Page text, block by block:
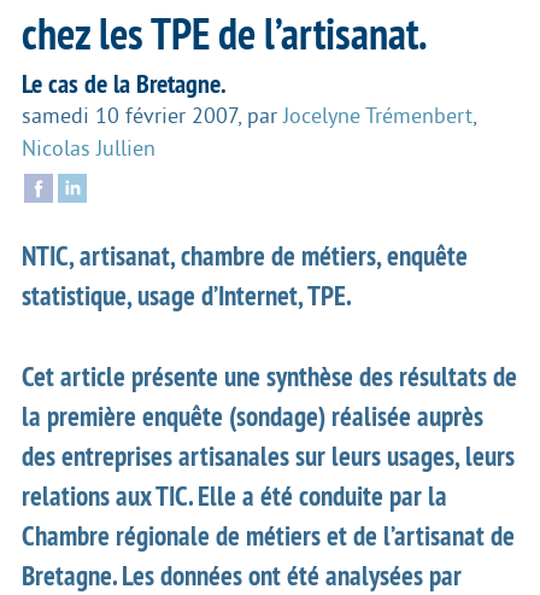
chez les TPE de l’artisanat.
Le cas de la Bretagne.
samedi 10 février 2007, parJocelyne Trémenbert,
Nicolas Jullien
NTIC, artisanat, chambre de métiers, enquête
statistique, usage d’Internet, TPE.
Cet article présente une synthèse des résultats de
la première enquête (sondage) réalisée auprès
des entreprises artisanales sur leurs usages, leurs
relations aux TIC. Elle a été conduite par la
Chambre régionale de métiers et de l’artisanat de
Bretagne. Les données ont été analysées par